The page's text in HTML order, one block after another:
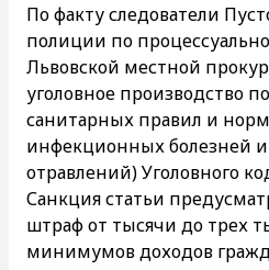
По факту следователи
полиции по
Львовской местной
уголовное производство
санитарных правил и
инфекционных болезней
отравлений) Уголовного
Санкция статьи
штраф от тысячи до трех
минимумов доходов